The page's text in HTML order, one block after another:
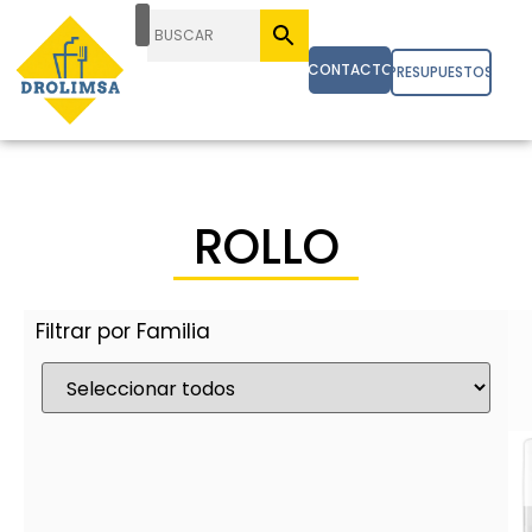
CONTACTOPRESUPUESTOS
ROLLO
Filtrar por Familia